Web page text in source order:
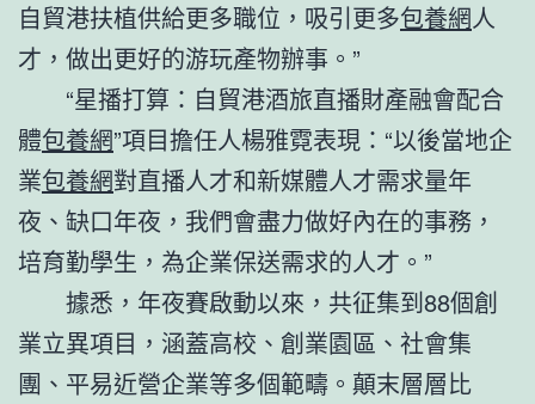
自貿港扶植供給更多職位，吸引更多包養網人
才，做出更好的游玩產物辦事。”
“星播打算：自貿港酒旅直播財產融會配合
體包養網”項目擔任人楊雅霓表現：“以後當地企
業包養網對直播人才和新媒體人才需求量年
夜、缺口年夜，我們會盡力做好內在的事務，
培育勤學生，為企業保送需求的人才。”
據悉，年夜賽啟動以來，共征集到88個創
業立異項目，涵蓋高校、創業園區、社會集
團、平易近營企業等多個範疇。顛末層層比